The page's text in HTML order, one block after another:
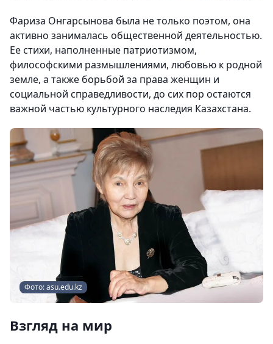
Фариза Онгарсынова была не только поэтом, она
активно занималась общественной деятельностью.
Ее стихи, наполненные патриотизмом,
философскими размышлениями, любовью к родной
земле, а также борьбой за права женщин и
социальной справедливости, до сих пор остаются
важной частью культурного наследия Казахстана.
Фото: asu.edu.kz
Взгляд на мир